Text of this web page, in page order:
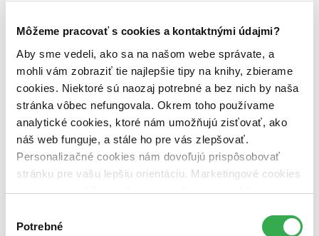
Môžeme pracovať s cookies a kontaktnými údajmi?
Aby sme vedeli, ako sa na našom webe správate, a
mohli vám zobraziť tie najlepšie tipy na knihy, zbierame
cookies. Niektoré sú naozaj potrebné a bez nich by naša
stránka vôbec nefungovala. Okrem toho používame
analytické cookies, ktoré nám umožňujú zisťovať, ako
náš web funguje, a stále ho pre vás zlepšovať.
Personalizačné cookies nám dovoľujú prispôsobovať
stránku pre vašu lepšiu orientáciu. Marketingové cookies
nám zas umožňujú zobrazenie relevantnej reklamy.
nám pomohlo, keby sme mohli používať všetky tieto
súhlasu
Potrebné
predpredaj (0 titulov) predpredaj
pripravujeme (0 titulov)
dostupná (bez vypredaných) (0 titulov)dostupná (bez
vypredaných)
Nové / čítané
nová (0 titulov)nová
čítaná (0 titulov)čítaná
čítaná - výborný stav (0 titulov)čítaná - výborný stav
čítaná - mierne opotrebovaná (0 titulov)
čítaná - mierne
opotrebovaná
čítané verzie vypredaných kníh (0 titulov)čítané verzie